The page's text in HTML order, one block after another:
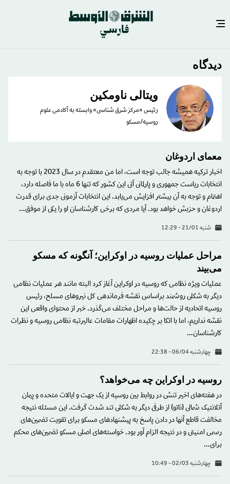
اصلی
دیدگاه
ویتالی ناومکین
رئیس «مرکز شرق شناسی» وابسته به آکادمی علوم
روسیه/مسکو
معمای اردوغان
اخبار ترکیه همیشه جالب توجه است، اما من معتقدم در سال 2023 با توجه به
انتخابات ریاست جمهوری و پارلمانی آتی این کشور که تنها 6 ماه با ما فاصله دارد،
اهتمام و توجه به آن بیشتر افزایش می‌یابد. این انتخابات آزمونی جدی برای قدرت
اردوغان و حزبش خواهد بود. آیا مردی که برخی کارشناسان او را یکی از موفق…
شنبه 21/01 - 12:29
مراحل عملیات روسیه در اوکراین؛ آنگونه که مسکو
می‌بیند
عملیات ویژه نظامی که روسیه در اوکراین آغاز کرد البته مانند هر عملیات نظامی
دیگر به شکلی روشمند براساس نقشه فرماندهی کل نیروهای مسلح، رئیس
روسیه اتحادیه از حالت‌ها و مراحل مختلف می‌گذرد. خبر از محتوای واقعی این
نقشه نداریم، اما با اتکا بر چکیده اظهارات مقامات عالیرتبه نظامی روسیه و نظرات
کارشناسان…
چهارشنبه 06/04 - 22:38
روسیه در اوکراین چه می‌خواهد؟
در هفته‌های اخیر تنش‌ در روابط بین روسیه از یک جهت و ایالات متحده و پیمان
آتلانتیک شمالی (ناتو) از طرفی دیگر به شکلی تند شدت گرفت. این مسئله نتیجه
مخالفت قاطع آنها در دادن پاسخ به پیشنهادهای مسکو برای تقویت تضمین‌های
رسمی امنیتی و در نتیجه الزام آور بود. خواسته‌های اصلی مسکو تضمین‌های محکم
برای…
چهارشنبه 02/03 - 10:49